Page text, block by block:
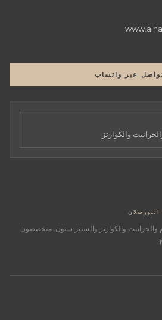
عبر واتساب
والكوارتز
والكوارتز والسنتر ستون. متخصصون